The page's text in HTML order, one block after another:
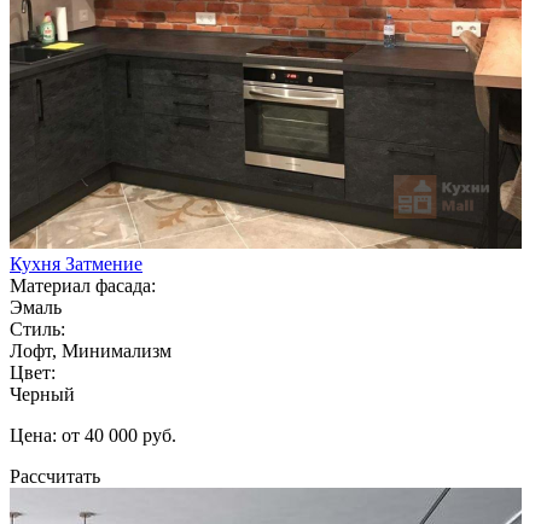
Кухня Затмение
Материал фасада:
Эмаль
Стиль:
Лофт, Минимализм
Цвет:
Черный
Цена: от 40 000 руб.
Рассчитать